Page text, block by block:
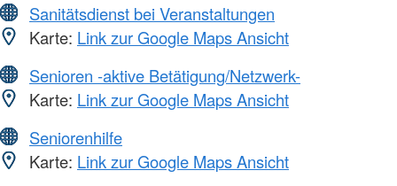
Sanitätsdienst bei Veranstaltungen
Karte: Link zur Google Maps Ansicht
Senioren -aktive Betätigung/Netzwerk-
Karte: Link zur Google Maps Ansicht
Seniorenhilfe
Karte: Link zur Google Maps Ansicht